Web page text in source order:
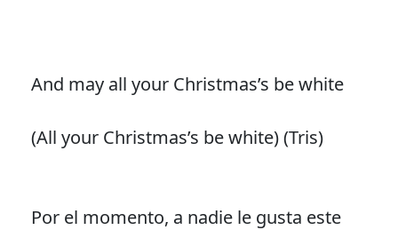
And may all your Christmas’s be white
(All your Christmas’s be white) (Tris)
Por el momento, a nadie le gusta este